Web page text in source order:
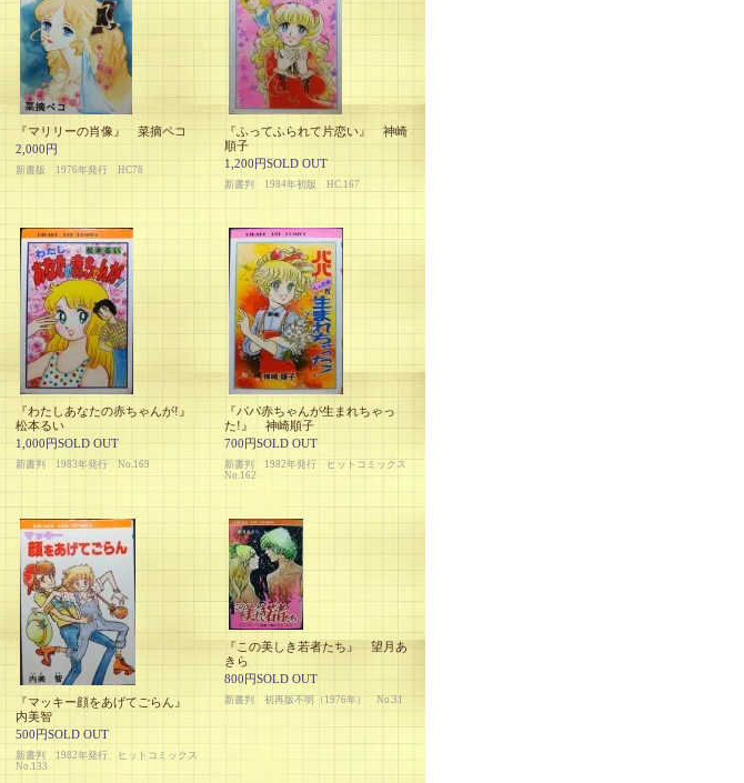
『マリリーの肖像』 菜摘ペコ
2,000円
新書版 1976年発行 HC78
『ふってふられて片恋い』 神崎
順子
1,200円SOLD OUT
新書判 1984年初版 HC.167
『わたしあなたの赤ちゃんが!』
松本るい
1,000円SOLD OUT
新書判 1983年発行 No.169
『パパ赤ちゃんが生まれちゃっ
た!』 神崎順子
700円SOLD OUT
新書判 1982年発行 ヒットコミックス
No.162
『マッキー顔をあげてごらん』
内美智
500円SOLD OUT
新書判 1982年発行 ヒットコミックス
No.133
『この美しき若者たち』 望月あ
きら
800円SOLD OUT
新書判 初再版不明（1976年） No.31